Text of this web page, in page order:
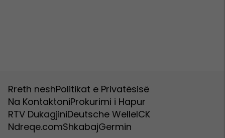
Rreth neshPolitikat e Privatësisë
Na KontaktoniProkurimi i Hapur
RTV DukagjiniDeutsche WelleICK
Ndreqe.comShkabajGermin